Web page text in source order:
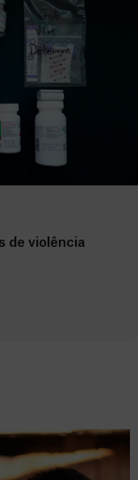
de violência